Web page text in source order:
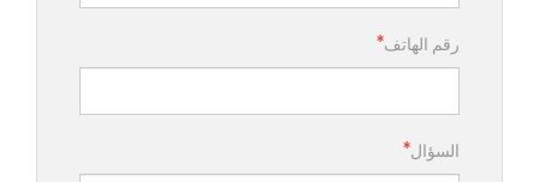
رقم الهاتف
السؤال